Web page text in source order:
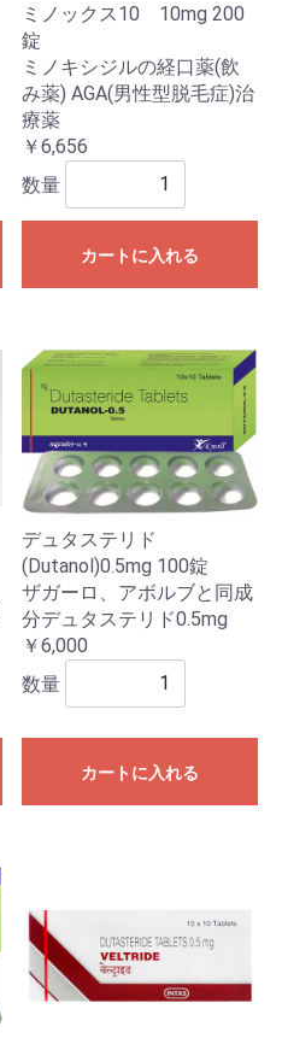
ミノックス10 10mg 200
錠
ミノキシジルの経口薬(飲
み薬) AGA(男性型脱毛症)治
療薬
￥6,656
数量
カートに入れる
デュタステリド
(Dutanol)0.5mg 100錠
ザガーロ、アボルブと同成
分デュタステリド0.5mg
￥6,000
数量
カートに入れる